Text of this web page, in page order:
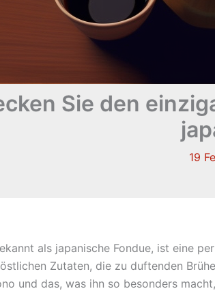
Sie den
19
als japanische Fondue, ist eine
Zutaten, die zu duftenden
und das, was ihn so besonders